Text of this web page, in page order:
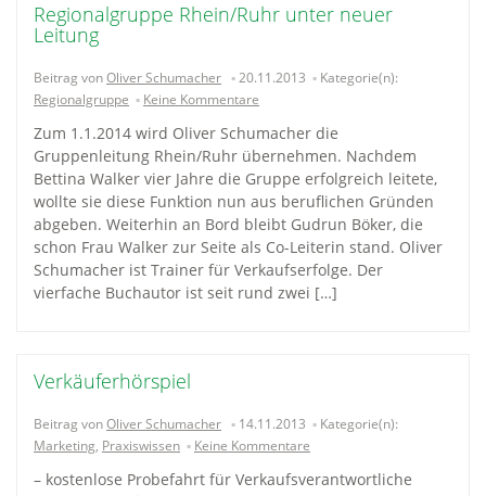
Regionalgruppe Rhein/Ruhr unter neuer
Leitung
Beitrag vonOliver Schumacher 20.11.2013
Kategorie(n):
Regionalgruppe
Keine Kommentare
Zum 1.1.2014 wird Oliver Schumacher die
Gruppenleitung Rhein/Ruhr übernehmen. Nachdem
Bettina Walker vier Jahre die Gruppe erfolgreich leitete,
wollte sie diese Funktion nun aus beruflichen Gründen
abgeben. Weiterhin an Bord bleibt Gudrun Böker, die
schon Frau Walker zur Seite als Co-Leiterin stand. Oliver
Schumacher ist Trainer für Verkaufserfolge. Der
vierfache Buchautor ist seit rund zwei […]
Verkäuferhörspiel
Beitrag vonOliver Schumacher 14.11.2013
Kategorie(n):
Marketing, Praxiswissen Keine Kommentare
– kostenlose Probefahrt für Verkaufsverantwortliche